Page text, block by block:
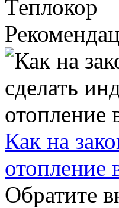
Как на
отопление
Обратите